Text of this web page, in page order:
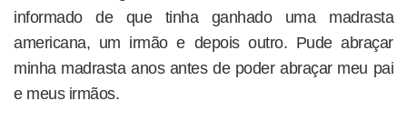
informado de que tinha ganhado uma madrasta
americana, um irmão e depois outro. Pude abraçar
minha madrasta anos antes de poder abraçar meu pai
e meus irmãos.